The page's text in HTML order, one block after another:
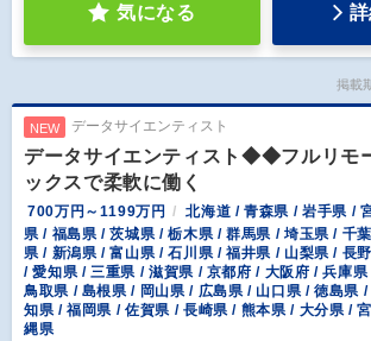
気になる
掲載
NEW データサイエンティスト
データサイエンティスト◆◆フルリモ
ックスで柔軟に働く
700万円～1199万円
北海道 / 青森県 / 岩手県 /
県 / 福島県 / 茨城県 / 栃木県 / 群馬県 / 埼玉県 / 千
県 / 新潟県 / 富山県 / 石川県 / 福井県 / 山梨県 / 長
/ 愛知県 / 三重県 / 滋賀県 / 京都府 / 大阪府 / 兵庫
鳥取県 / 島根県 / 岡山県 / 広島県 / 山口県 / 徳島県
知県 / 福岡県 / 佐賀県 / 長崎県 / 熊本県 / 大分県 /
縄県